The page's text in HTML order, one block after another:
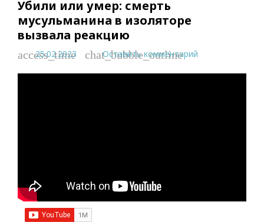
Убили или умер: смерть
мусульманина в изоляторе
вызвала реакцию
access_time
25.02.2023 chat_bubble_outline
Оставить комментарий